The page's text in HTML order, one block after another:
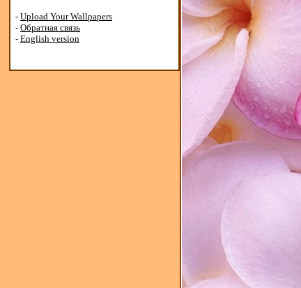
- Upload Your Wallpapers
- Обратная связь
- English version